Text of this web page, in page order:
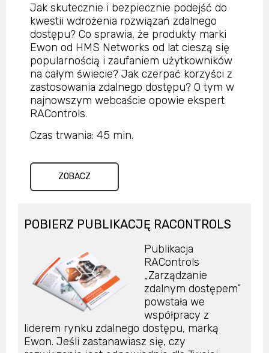
Jak skutecznie i bezpiecznie podejść do
kwestii wdrożenia rozwiązań zdalnego
dostępu? Co sprawia, że produkty marki
Ewon od HMS Networks od lat cieszą się
popularnością i zaufaniem użytkowników
na całym świecie? Jak czerpać korzyści z
zastosowania zdalnego dostępu? O tym w
najnowszym webcaście opowie ekspert
RAControls.
Czas trwania: 45 min.
ZOBACZ
POBIERZ PUBLIKACJĘ RACONTROLS
Publikacja
RAControls
„Zarządzanie
zdalnym dostępem”
powstała we
współpracy z
liderem rynku zdalnego dostępu, marką
Ewon. Jeśli zastanawiasz się, czy